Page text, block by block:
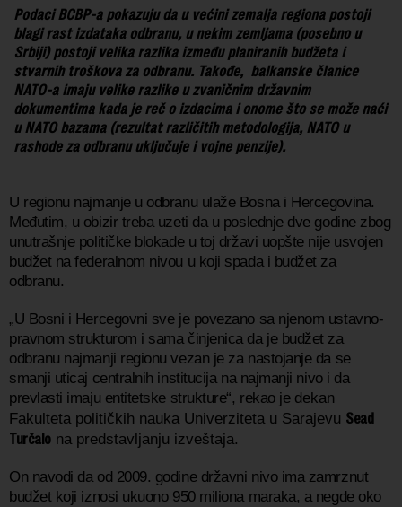
Podaci BCBP-a pokazuju da u većini zemalja regiona postoji
blagi rast izdataka odbranu, u nekim zemljama (posebno u
Srbiji) postoji velika razlika između planiranih budžeta i
stvarnih troškova za odbranu. Takođe, balkanske članice
NATO-a imaju velike razlike u zvaničnim državnim
dokumentima kada je reč o izdacima i onome što se može naći
u NATO bazama (rezultat različitih metodologija, NATO u
rashode za odbranu uključuje i vojne penzije).
U regionu najmanje u odbranu ulaže Bosna i Hercegovina.
Međutim, u obizir treba uzeti da u poslednje dve godine zbog
unutrašnje političke blokade u toj državi uopšte nije usvojen
budžet na federalnom nivou u koji spada i budžet za
odbranu.
„U Bosni i Hercegovni sve je povezano sa njenom ustavno-
pravnom strukturom i sama činjenica da je budžet za
odbranu najmanji regionu vezan je za nastojanje da se
smanji uticaj centralnih institucija na najmanji nivo i da
prevlasti imaju entitetske strukture“, rekao je dekan
Fakulteta političkih nauka Univerziteta u Sarajevu Sead
Turčalona predstavljanju izveštaja.
On navodi da od 2009. godine državni nivo ima zamrznut
budžet koji iznosi ukuono 950 miliona maraka, a negde oko